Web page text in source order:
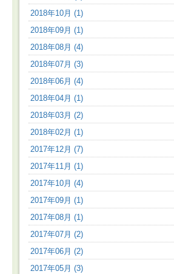
2018年10月 (1)
2018年09月 (1)
2018年08月 (4)
2018年07月 (3)
2018年06月 (4)
2018年04月 (1)
2018年03月 (2)
2018年02月 (1)
2017年12月 (7)
2017年11月 (1)
2017年10月 (4)
2017年09月 (1)
2017年08月 (1)
2017年07月 (2)
2017年06月 (2)
2017年05月 (3)